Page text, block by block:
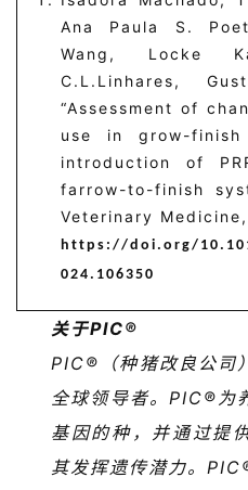
表
Ana Paula S.
Wang, Locke
C.L.Linhares,
“Assessment of
use in grow-
introduction of
farrow-to-finish
Veterinary
https://doi.org/
024.106350
关于PIC®
PIC® （种猪改良公
全球领导者。PIC®为
基因的种，并通过提
其发挥遗传潜力。 PIC